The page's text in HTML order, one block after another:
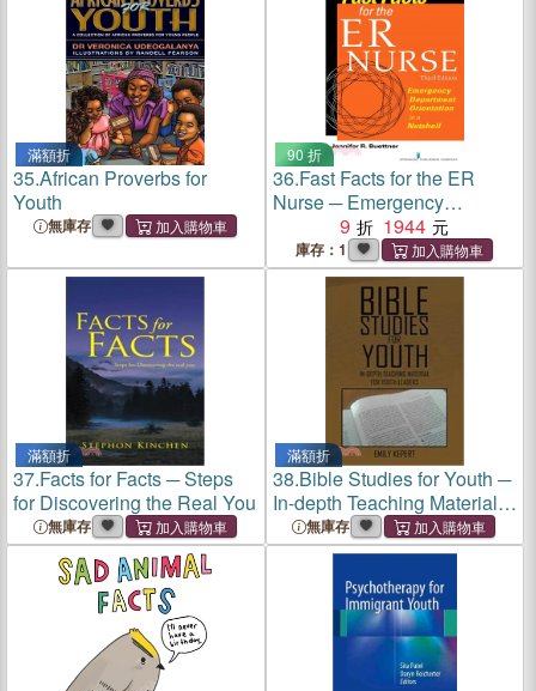
滿額折
35.African Proverbs for
Youth
無庫存
90 折
36.Fast Facts for the ER
Nurse ─ Emergency
Department Orientation in a
Nutshell
9 1944
庫存：1
滿額折
37.Facts for Facts ─ Steps
for Discovering the Real You
無庫存
滿額折
38.Bible Studies for Youth ─
In-depth Teaching Material
for Youth Leaders
無庫存